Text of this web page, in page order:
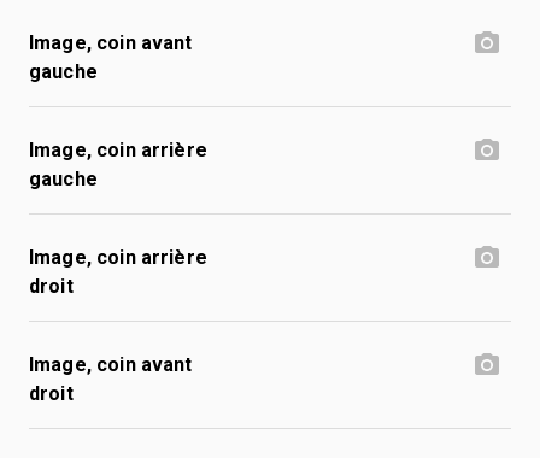
Image, coin avant
gauche
Image, coin arrière
gauche
Image, coin arrière
droit
Image, coin avant
droit